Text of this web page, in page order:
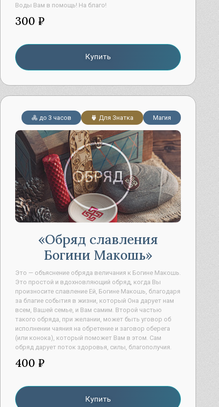
Воды Вам в помощь! На благо!
300 ₽
Купить
до 3 часов Для Знатка Магия
Обряд славления
Богини Макошь
Это — объяснение обряда величания к Богине Макошь.
Это простой и вдохновляющий обряд, когда Вы
произносите славление Ей, Богине Макошь, благодаря
за благие события в жизни, который Она дарует нам
всем, Вашей семье, и Вам самим. Второй частью
такого обряда, при желании, может быть уговор об
исполнении чаяния на обретение и заговор оберега
(или конока), который поможет Вам в этом. Сам
обряд дарует поток здоровья, силы, благополучия.
400 ₽
Купить